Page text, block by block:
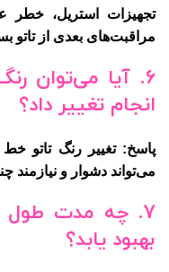
تجهیزات استریل، خطر
مراقبت‌های بعدی از تاتو
6. آیا می‌توان
انجام تغییر داد؟
پاسخ: تغییر رنگ تاتو
می‌تواند دشوار و نیازمند
7. چه مدت
بهبود یابد؟